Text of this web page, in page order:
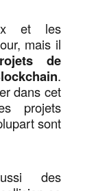
et les
mais il
de
.
dans cet
projets
sont
des